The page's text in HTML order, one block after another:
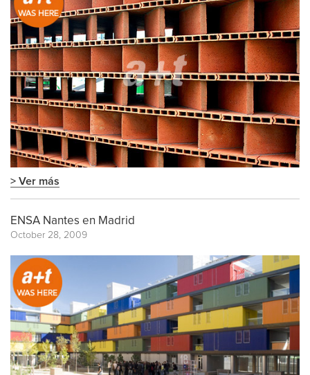
> Ver más
ENSA Nantes en Madrid
October 28, 2009